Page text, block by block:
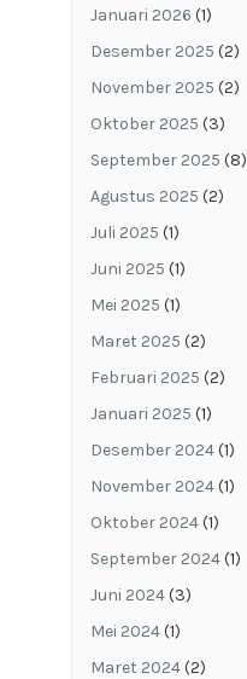
Januari 2026 (1)
Desember 2025 (2)
November 2025 (2)
Oktober 2025 (3)
September 2025 (8)
Agustus 2025 (2)
Juli 2025 (1)
Juni 2025 (1)
Mei 2025 (1)
Maret 2025 (2)
Februari 2025 (2)
Januari 2025 (1)
Desember 2024(1)
November 2024(1)
Oktober 2024(1)
September 2024(1)
Juni 2024(3)
Mei 2024(1)
Maret 2024(2)